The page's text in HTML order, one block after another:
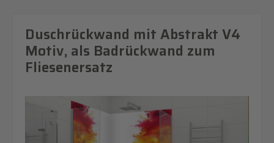
Duschrückwand mit Abstrakt V4
Motiv, als Badrückwand zum
Fliesenersatz
Bildergalerie überspringen